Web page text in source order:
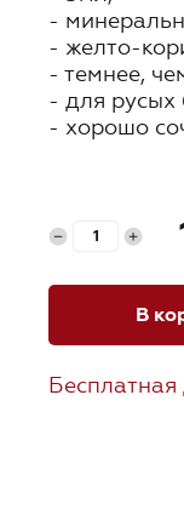
Продукция
Где купить
Блог
Контакты
-
- желто-
- темнее,
- для русых
- хорошо
В
Бесплатная